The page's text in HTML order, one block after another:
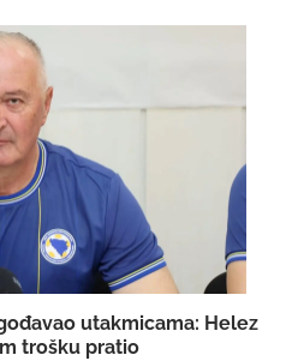
utakmicama: Helez
trošku pratio